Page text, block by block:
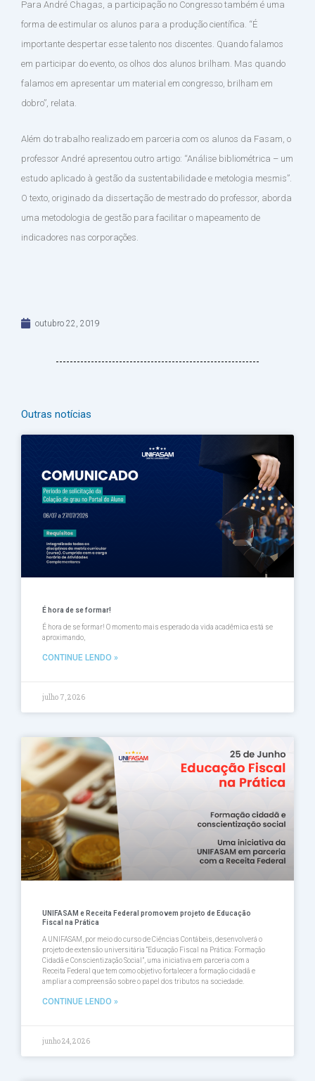
Para André Chagas, a participação no Congresso também é uma
forma de estimular os alunos para a produção científica. “É
importante despertar esse talento nos discentes. Quando falamos
em participar do evento, os olhos dos alunos brilham. Mas quando
falamos em apresentar um material em congresso, brilham em
dobro”, relata.
Além do trabalho realizado em parceria com os alunos da Fasam, o
professor André apresentou outro artigo: “Análise bibliométrica – um
estudo aplicado à gestão da sustentabilidade e metologia mesmis”.
O texto, originado da dissertação de mestrado do professor, aborda
uma metodologia de gestão para facilitar o mapeamento de
indicadores nas corporações.
outubro 22, 2019
Outras notícias
É hora de se formar!
É hora de se formar! O momento mais esperado da vida acadêmica está se
aproximando,
CONTINUE LENDO »
julho 7, 2026
UNIFASAM e Receita Federal promovem projeto de Educação
Fiscal na Prática
A UNIFASAM, por meio do curso de Ciências Contábeis, desenvolverá o
projeto de extensão universitária “Educação Fiscal na Prática: Formação
Cidadã e Conscientização Social”, uma iniciativa em parceria com a
Receita Federal que tem como objetivo fortalecer a formação cidadã e
ampliar a compreensão sobre o papel dos tributos na sociedade.
CONTINUE LENDO »
junho 24, 2026
PáginaPágina
PáginaPáginaPágina